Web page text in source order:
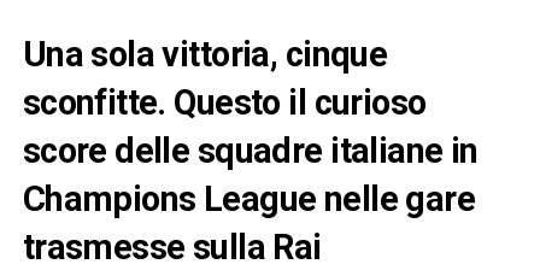
Una sola vittoria, cinque
sconfitte. Questo il curioso
score delle squadre italiane in
Champions League nelle gare
trasmesse sulla Rai